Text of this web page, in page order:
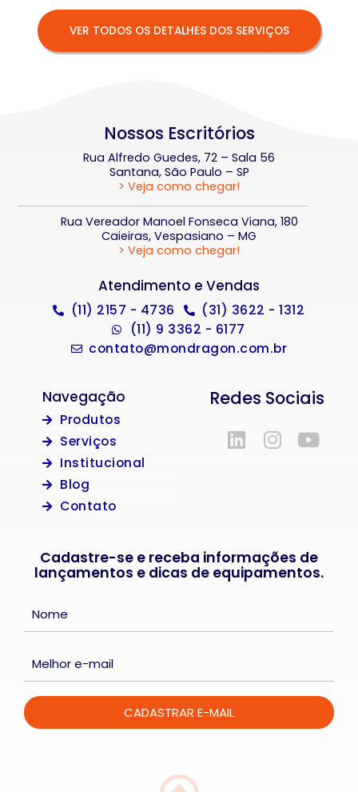
VER TODOS OS DETALHES DOS SERVIÇOS
Nossos Escritórios
Rua Alfredo Guedes, 72 – Sala 56
Santana, São Paulo – SP
> Veja como chegar!
Rua Vereador Manoel Fonseca Viana, 180
Caieiras, Vespasiano – MG
> Veja como chegar!
Atendimento e Vendas
(11) 2157 - 4736
(31) 3622 - 1312
(11) 9 3362 - 6177
contato@mondragon.com.br
Navegação
Produtos
Serviços
Institucional
Blog
Contato
Redes Sociais
Cadastre-se e receba informações de
lançamentos e dicas de equipamentos.